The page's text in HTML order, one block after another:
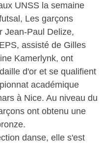
UNSS la semaine
Les garçons
Jean-Paul Delize,
assisté de Gilles
Kamerlynk, ont
d'or et se qualifient
académique
à Nice. Au niveau du
ont obtenu une
danse, elle s'est